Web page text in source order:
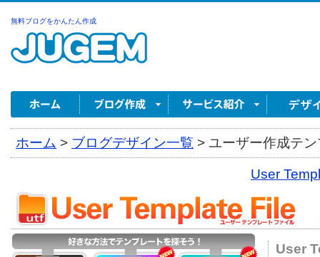
無料ブログをかんたん作成
ホーム > ブログデザイン一覧 > ユーザー作成テ
User
User